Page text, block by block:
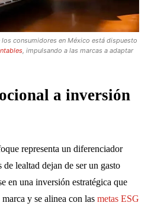
consumidores en México está dispuesto
, impulsando a las marcas a adaptar
a inversión
representa un diferenciador
lealtad dejan de ser un gasto
en una inversión estratégica que
y se alinea con las metas ESG